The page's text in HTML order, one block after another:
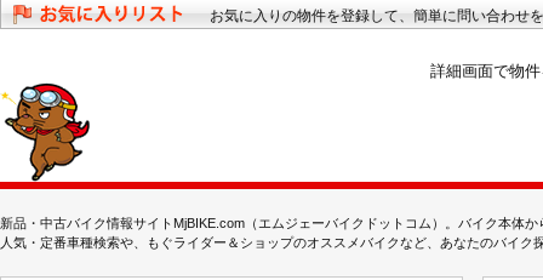
お気に入りの物件を登録して、簡単に問い合わせ
詳細画面で物
新品・中古バイク情報サイトMjBIKE.com（エムジェーバイクドットコム）。バイク本体
人気・定番車種検索や、もぐライダー＆ショップのオススメバイクなど、あなたのバイ